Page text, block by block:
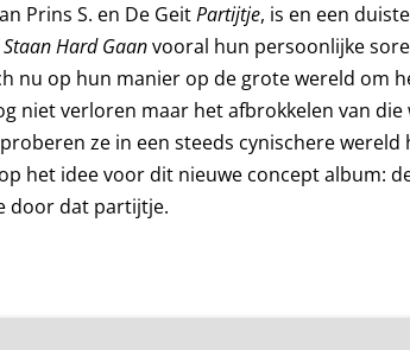
Prins S. en De GeitPartijtje, is en een
Hard Gaanvooral hun persoonlijke
nu op hun manier op de grote wereld om
niet verloren maar het afbrokkelen van
ze in een steeds cynischere
het idee voor dit nieuwe concept album:
door dat partijtje.